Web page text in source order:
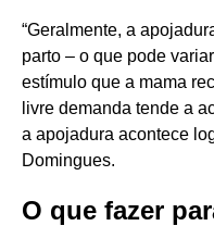
“Geralmente, a
parto – o que pode
estímulo que a mama
livre demanda tende a
a apojadura acontece
Domingues.
O que fazer